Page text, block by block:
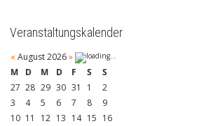
Veranstaltungskalender
« August 2026»
M
D M D F S
S
27 28 29 30 31 1
2
3
4 5 6 7 8
9
10 11 12 13 14 15 16